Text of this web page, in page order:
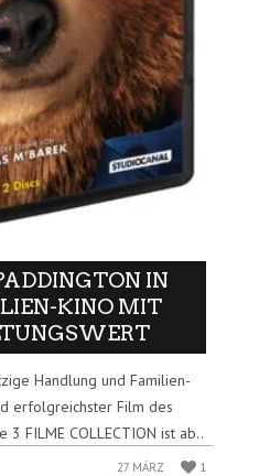
IN
KINO MIT
Handlung und Familien-
erfolgreichster Film des
3 FILME COLLECTION ist ab..
27 MÄRZ 1